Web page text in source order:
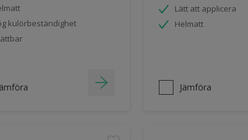
kulörbeständighet
Lätt att applicera
Helmatt
Jämföra